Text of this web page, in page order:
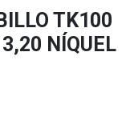
TK100
NÍQUEL